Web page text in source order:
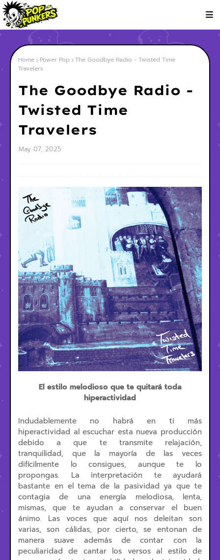
Home Power Pop
The Goodbye Radio - Twisted Time
Travelers
The Goodbye Radio -
Twisted Time
Travelers
May 07, 2025
El estilo melodioso que te quitará toda
hiperactividad
Indudablemente no habrá en ti más
hiperactividad al escuchar esta nueva producción
debido a que te transmite relajación,
tranquilidad, que la mayoría de las veces
difícilmente lo consigues, aunque te lo
propongas. La interpretación te ayudará
bastante en el tema de la pasividad ya que te
contagia de una energía melodiosa, lenta,
mismas, que te ayudan a conservar el buen
ánimo. Las voces que aquí nos deleitan son
varias, son cálidas, por cierto, se entonan de
manera suave además de contar con la
peculiaridad de cantar los versos al estilo de